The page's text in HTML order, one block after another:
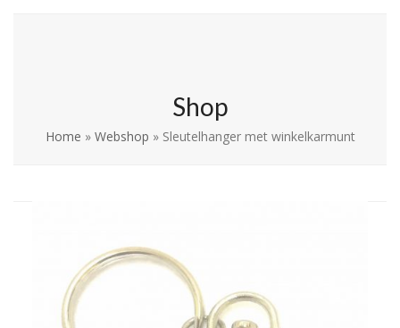
Shop
Home » Webshop » Sleutelhanger met winkelkarmunt